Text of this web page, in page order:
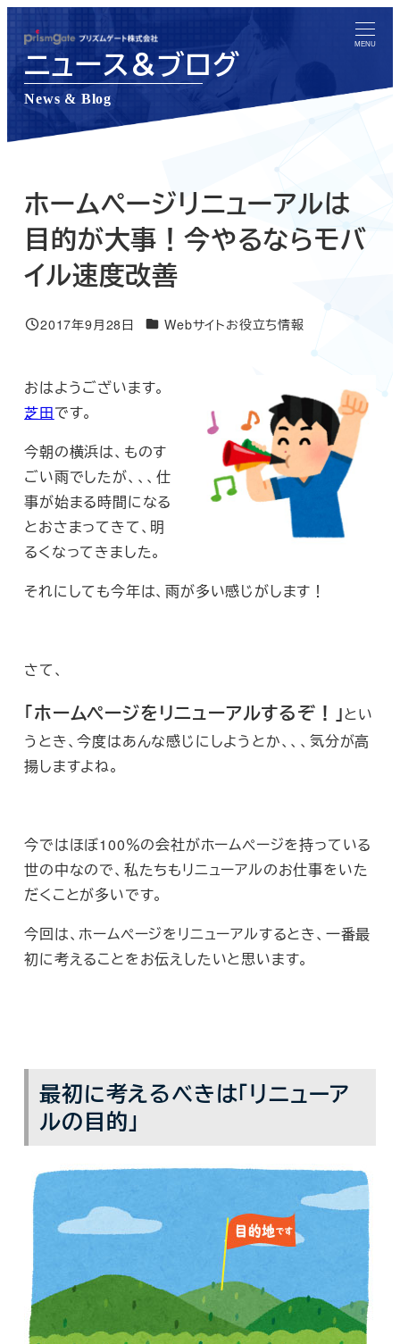
ン
コ
テ
MENU
ニュース＆ブログ
News & Blog
ホームページリニューアルは
目的が大事！今やるならモバ
イル速度改善
投稿日
2017年9月28日 ニュース＆ブログカテゴリー
Webサイトお役立ち情報
おはようございます。
芝田です。
今朝の横浜は、ものす
ごい雨でしたが、、、仕
事が始まる時間になる
とおさまってきて、明
るくなってきました。
それにしても今年は、雨が多い感じがします！
さて、
「ホームページをリニューアルするぞ！」とい
うとき、今度はあんな感じにしようとか、、、気分が高
揚しますよね。
今ではほぼ100％の会社がホームページを持っている
世の中なので、私たちもリニューアルのお仕事をいた
だくことが多いです。
今回は、ホームページをリニューアルするとき、一番最
初に考えることをお伝えしたいと思います。
最初に考えるべきは「リニューア
ルの目的」